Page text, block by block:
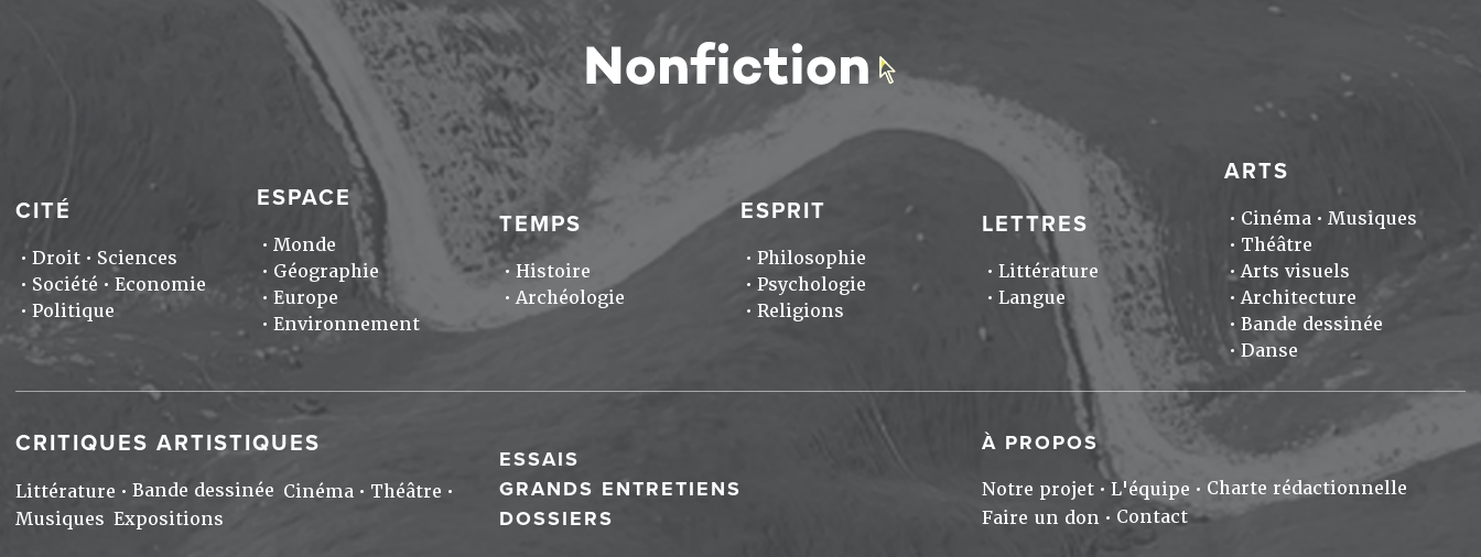
CITÉ
Droit
Sciences
Société
Economie
Politique
ESPACE
Monde
Géographie
Europe
Environnement
TEMPS
Histoire
Archéologie
ESPRIT
Philosophie
Psychologie
Religions
LETTRES
Littérature
Langue
ARTS
Cinéma
Musiques
Théâtre
Arts visuels
Architecture
Bande dessinée
Danse
CRITIQUES ARTISTIQUES
Littérature Bande dessinée Cinéma
Théâtre
Musiques Expositions
ESSAIS
GRANDS ENTRETIENS
DOSSIERS
À PROPOS
Notre projet L'équipe
Charte rédactionnelle
Faire un don
Contact